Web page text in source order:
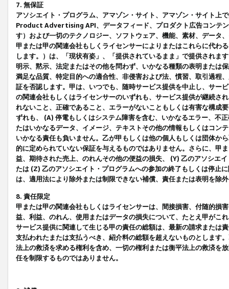
7. 無保証
アソシエイト・プログラム、アマゾン・サイト、アマゾン・サイト上
Product Advertising API、データフィード、プロダクト広告コンテ
す）および一切のテクノロジー、ソフトウェア、機能、素材、データ
甲または甲の関連会社もしくライセンサーによりまたはこれらに代わ
します。）は、「現状有姿」、「提供されているまま」で提供されま
明示、黙示、法定またはその他を問わず、いかなる種類の表明または
満足な品質、特定目的への適合性、非侵害および法、慣習、取引過程
証を否認します。甲は、いつでも、随時サービス提供を中止し、サー
の関連会社もしくはライセンサーのいずれも、サービス提供が継続さ
れないこと、正確であること、エラーがないこともしくは有害な構成
ずれも、 (A) 停電もしくはシステム障害を含む、いかなるエラー、不
たはいかなるデータ、イメージ、テキストその他の情報もしくはコン
いかなる責任も負いません。乙が甲もしくは他の個人もしくは団体か
的に定められていない保証を与えるものではありません。さらに、甲
益、期待された売上、のれんその他の便益の損失、 (Y) 乙のアソシエ
たは (Z) 乙のアソシエイト・プログラムへの参加の終了もしくは停止
は、適用法により除外または制限できない補償、責任または表明を除
8. 責任限定
甲または甲の関連会社もしくはライセンサーは、間接損害、付随的損
益、利益、のれん、使用またはデータの損失について、たとえ甲がこ
サービス提供に関連して生じる甲の責任の総額は、最新の請求または
支払われたまたは支払うべき、紹介料の総額を超えないものとします
法上の救済を求める権利を含め、一切の権利または衡平法上の救済を
任を制限するものではありません。